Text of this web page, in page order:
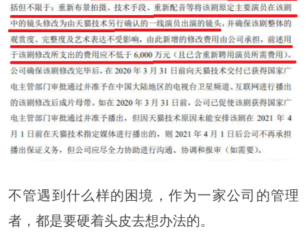
不管遇到什么样的困境，作为一家公司的管理
者，都是要硬着头皮去想办法的。